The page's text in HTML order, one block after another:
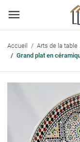
Accueil Arts de la table
Grand plat en